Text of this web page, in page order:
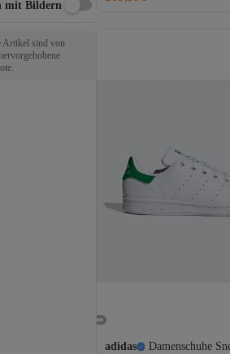
adidas
Damenschuhe
mit Bildern
Artikel sind von